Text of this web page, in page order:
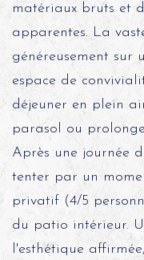
matériaux bruts et
apparentes. La
généreusement sur
espace de
déjeuner en plein
parasol ou
Après une journée
tenter par un
privatif (4/5
du patio intérieur.
l'esthétique